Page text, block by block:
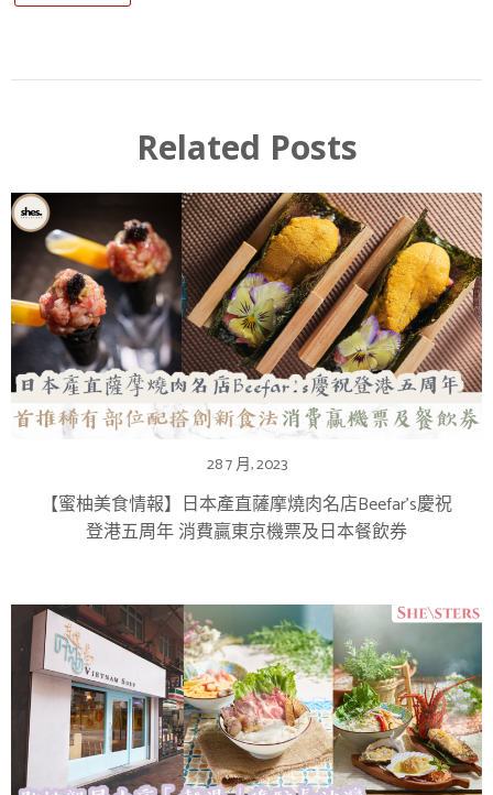
Related Posts
28 7 月, 2023
【蜜柚美食情報】日本產直薩摩燒肉名店Beefar’s慶祝
登港五周年 消費贏東京機票及日本餐飲券